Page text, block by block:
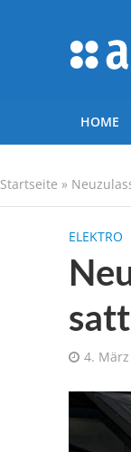
HOME
Startseite »
ELEKTRO
4.